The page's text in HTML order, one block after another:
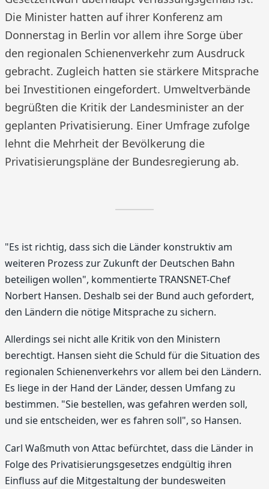
Die Minister hatten auf ihrer Konferenz am
Donnerstag in Berlin vor allem ihre Sorge über
den regionalen Schienenverkehr zum Ausdruck
gebracht. Zugleich hatten sie stärkere Mitsprache
bei Investitionen eingefordert. Umweltverbände
begrüßten die Kritik der Landesminister an der
geplanten Privatisierung. Einer Umfrage zufolge
lehnt die Mehrheit der Bevölkerung die
Privatisierungspläne der Bundesregierung ab.
"Es ist richtig, dass sich die Länder konstruktiv am
weiteren Prozess zur Zukunft der Deutschen Bahn
beteiligen wollen", kommentierte TRANSNET-Chef
Norbert Hansen. Deshalb sei der Bund auch gefordert,
den Ländern die nötige Mitsprache zu sichern.
Allerdings sei nicht alle Kritik von den Ministern
berechtigt. Hansen sieht die Schuld für die Situation des
regionalen Schienenverkehrs vor allem bei den Ländern.
Es liege in der Hand der Länder, dessen Umfang zu
bestimmen. "Sie bestellen, was gefahren werden soll,
und sie entscheiden, wer es fahren soll", so Hansen.
Carl Waßmuth von Attac befürchtet, dass die Länder in
Folge des Privatisierungsgesetzes endgültig ihren
Einfluss auf die Mitgestaltung der bundesweiten